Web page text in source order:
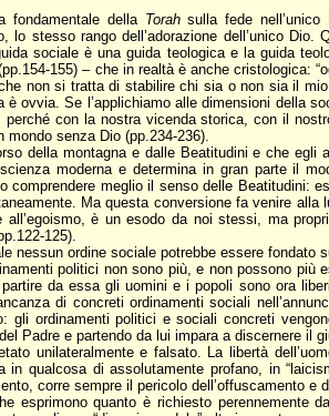
fondamentale della Torahsulla fede nell’unico
stesso rango dell’adorazione dell’unico Dio.
sociale è una guida teologica e la guida
155) – che in realtà è anche cristologica:
non si tratta di stabilire chi sia o non sia il
ovvia. Se l’applichiamo alle dimensioni della
con la nostra vicenda storica, con il
senza Dio (pp.234-236).
della montagna e dalle Beatitudini e che egli
moderna e determina in gran parte il
meglio il senso delle Beatitudini:
Ma questa conversione fa venire
è un esodo da noi stessi, ma
125).
ordine sociale potrebbe essere fondato
politici non sono più, e non possono
da essa gli uomini e i popoli sono ora
di concreti ordinamenti sociali
ordinamenti politici e sociali concreti
Padre e partendo da lui impara a discernere il
unilateralmente e falsato. La libertà
qualcosa di assolutamente profano, in
corre sempre il pericolo dell’offuscamento e
esprimono quanto è richiesto perennemente